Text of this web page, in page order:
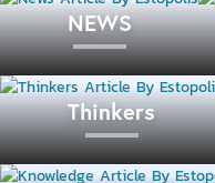
ในกลุ่มที่มีศักยภาพสูงนี้
การยื่นกู้ เช่น การรับเรื่
ดอกเบี้ยและโปรโมชั่น
โดในโครงการที่มีศักยภ
บริการสินเชื่อของธนาค
อย่างสำหรับการเลือก
NEWS
Thinkers